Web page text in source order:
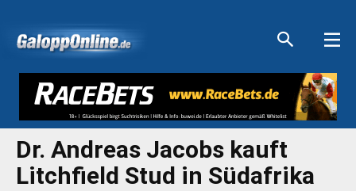
Dr. Andreas Jacobs kauft
Litchfield Stud in Südafrika